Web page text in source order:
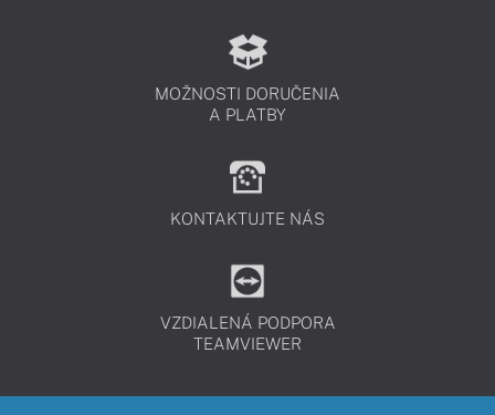
MOŽNOSTI DORUČENIA
A PLATBY
KONTAKTUJTE NÁS
VZDIALENÁ PODPORA
TEAMVIEWER